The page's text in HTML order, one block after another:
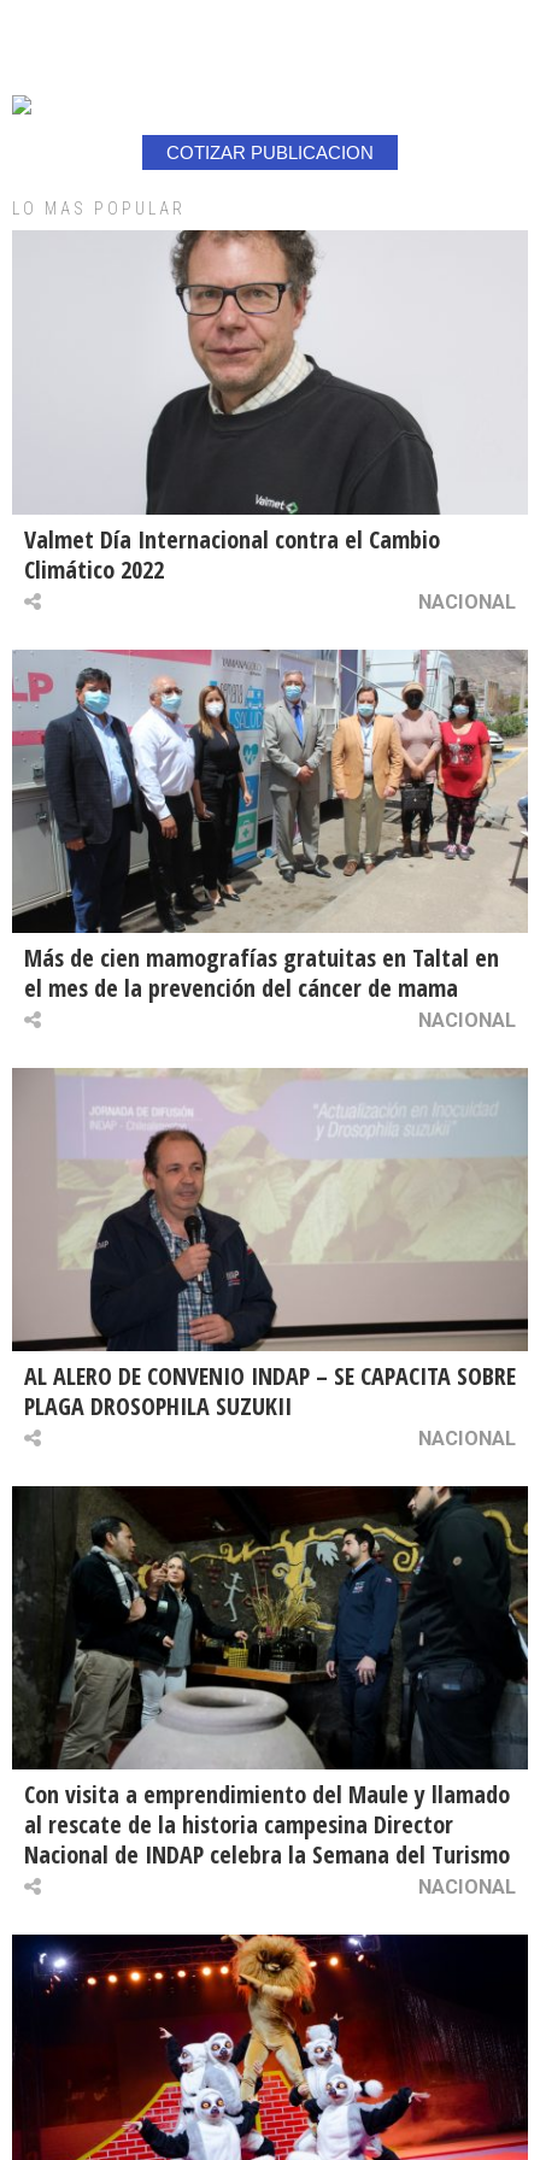
COTIZAR PUBLICACION
LO MAS POPULAR
Valmet Día Internacional contra el Cambio
Climático 2022
NACIONAL
Más de cien mamografías gratuitas en Taltal en
el mes de la prevención del cáncer de mama
NACIONAL
AL ALERO DE CONVENIO INDAP – SE CAPACITA SOBRE
PLAGA DROSOPHILA SUZUKII
NACIONAL
Con visita a emprendimiento del Maule y llamado
al rescate de la historia campesina Director
Nacional de INDAP celebra la Semana del Turismo
NACIONAL